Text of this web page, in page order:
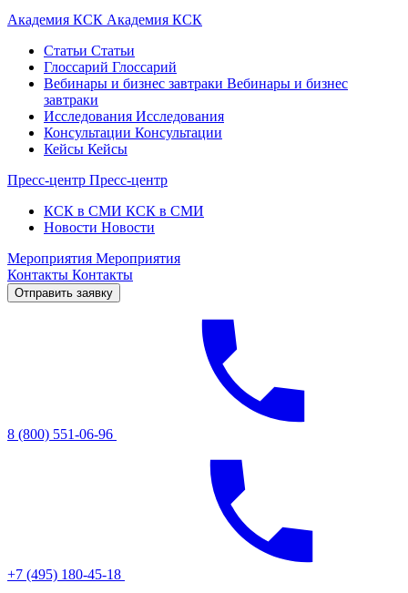
Академия КСК Академия КСК
Статьи Статьи
Глоссарий Глоссарий
Вебинары и бизнес завтраки Вебинары и бизнес
завтраки
Исследования Исследования
Консультации Консультации
Кейсы Кейсы
Пресс-центр Пресс-центр
КСК в СМИ КСК в СМИ
Новости Новости
Мероприятия Мероприятия
Контакты Контакты
Отправить заявку
8 (800) 551-06-96
+7 (495) 180-45-18